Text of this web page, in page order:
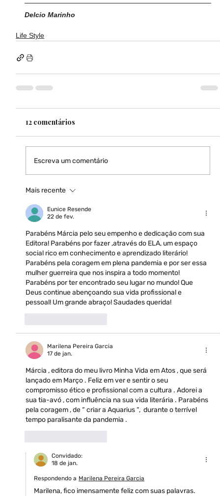
Delcio Marinho
Life Style
12 comentários
Escreva um comentário
Mais recente
Eunice Resende
22 de fev.
Parabéns Márcia pelo seu empenho e dedicação com sua
Editora! Parabéns por fazer ,através do ELA, um espaço
social rico em conhecimento e aprendizado literário!
Parabéns pela coragem em plena pandemia e por ser essa
mulher guerreira que nos inspira a todo momento!
Parabéns por ter encontrado seu lugar no mundo! Que
Deus continue abençoando sua vida profissional e
pessoal! Um grande abraço! Saudades querida!
Marilena Pereira Garcia
17 de jan.
Márcia , editora do meu livro Minha Vida em Atos , que será
lançado em Março . Feliz em ver e sentir o seu
compromisso ético e profissional com a cultura . Adorei a
sua tia-avó , com influência na sua vida literária . Parabéns
pela coragem , de “ criar a Aquarius “,  durante o terrível
tempo paralisante da pandemia .
Convidado:
18 de jan.
Respondendo a Marilena Pereira Garcia
Marilena, fico imensamente feliz com suas palavras.